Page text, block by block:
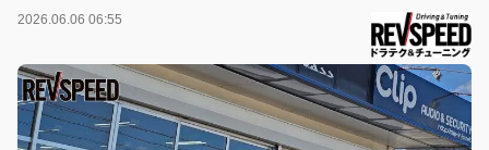
2026.06.06 06:55